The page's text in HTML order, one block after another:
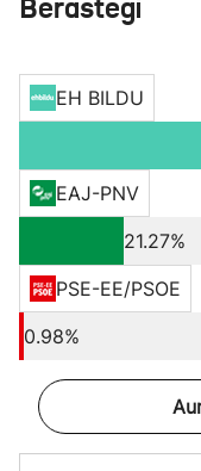
Berastegi
EH BILDU
EAJ-PNV
21.27%
PSE-EE/PSOE
0.98%